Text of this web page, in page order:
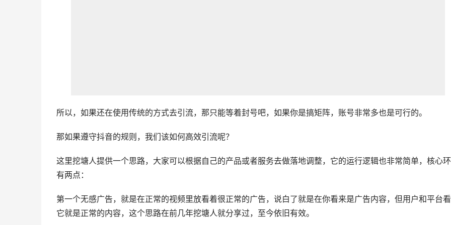
所以，如果还在使用传统的方式去引流，那只能等着封号吧，如果你是搞矩阵，账号非常多也是可行的。
那如果遵守抖音的规则，我们该如何高效引流呢？
这里挖塘人提供一个思路，大家可以根据自己的产品或者服务去做落地调整，它的运行逻辑也非常简单，核心
有两点：
第一个无感广告，就是在正常的视频里放看着很正常的广告，说白了就是在你看来是广告内容，但用户和平台
它就是正常的内容，这个思路在前几年挖塘人就分享过，至今依旧有效。